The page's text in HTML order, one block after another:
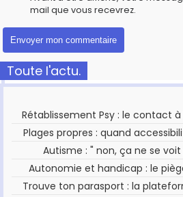
mail que vous recevrez.
Toute l'actu.
Rétablissement Psy : le contact
Plages propres : quand
Autisme : " non, ça ne se
Autonomie et handicap : le
Trouve ton parasport : la